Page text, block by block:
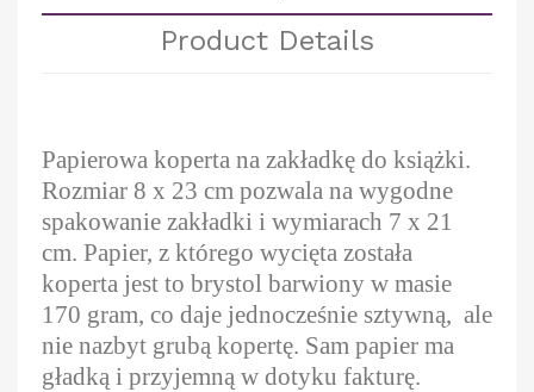
Product Details
Papierowa koperta na zakładkę do książki.
Rozmiar 8 x 23 cm pozwala na wygodne
spakowanie zakładki i wymiarach 7 x 21
cm. Papier, z którego wycięta została
koperta jest to brystol barwiony w masie
170 gram, co daje jednocześnie sztywną, ale
nie nazbyt grubą kopertę. Sam papier ma
gładką i przyjemną w dotyku fakturę.